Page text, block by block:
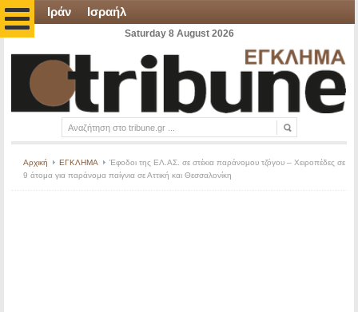
Ιράν Ισραήλ
Saturday 8 August 2026
Αρχική ΕΓΚΛΗΜΑ
Έφοδοι της ΕΛ.ΑΣ. σε στέκια παράνομου τζόγου – Χειροπέδες σε
9 άτομα για παράνομα παίγνια σε Αττική και Θεσσαλονίκη